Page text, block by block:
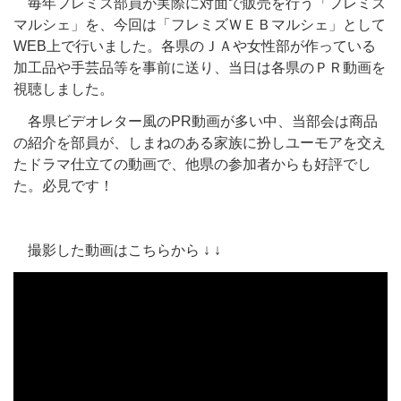
毎年フレミズ部員が実際に対面で販売を行う「フレミズ
マルシェ」を、今回は「フレミズＷＥＢマルシェ」として
WEB上で行いました。各県のＪＡや女性部が作っている
加工品や手芸品等を事前に送り、当日は各県のＰＲ動画を
視聴しました。
各県ビデオレター風のPR動画が多い中、当部会は商品
の紹介を部員が、しまねのある家族に扮しユーモアを交え
たドラマ仕立ての動画で、他県の参加者からも好評でし
た。必見です！
撮影した動画はこちらから ↓ ↓